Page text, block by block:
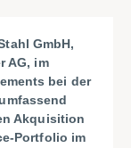
GmbH,
AG, im
bei der
Akquisition
Portfolio im